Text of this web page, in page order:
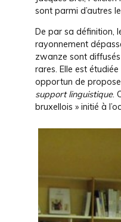
sont parmi d’autres
De par sa définition,
rayonnement
zwanze sont
rares. Elle est
opportun de
support linguistique.
bruxellois » initié à